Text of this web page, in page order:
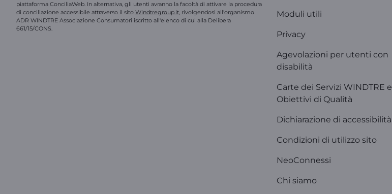
piattaforma ConciliaWeb. In alternativa, gli utenti avranno la facoltà di attivare la procedura
di conciliazione accessibile attraverso il sito Windtregroup.it, rivolgendosi all'organismo
ADR WINDTRE Associazione Consumatori iscritto all'elenco di cui alla Delibera
661/15/CONS.
Moduli utili
Privacy
Agevolazioni per utenti con
disabilità
Carte dei Servizi WINDTRE e
Obiettivi di Qualità
Dichiarazione di accessibilità
Condizioni di utilizzo sito
NeoConnessi
Chi siamo